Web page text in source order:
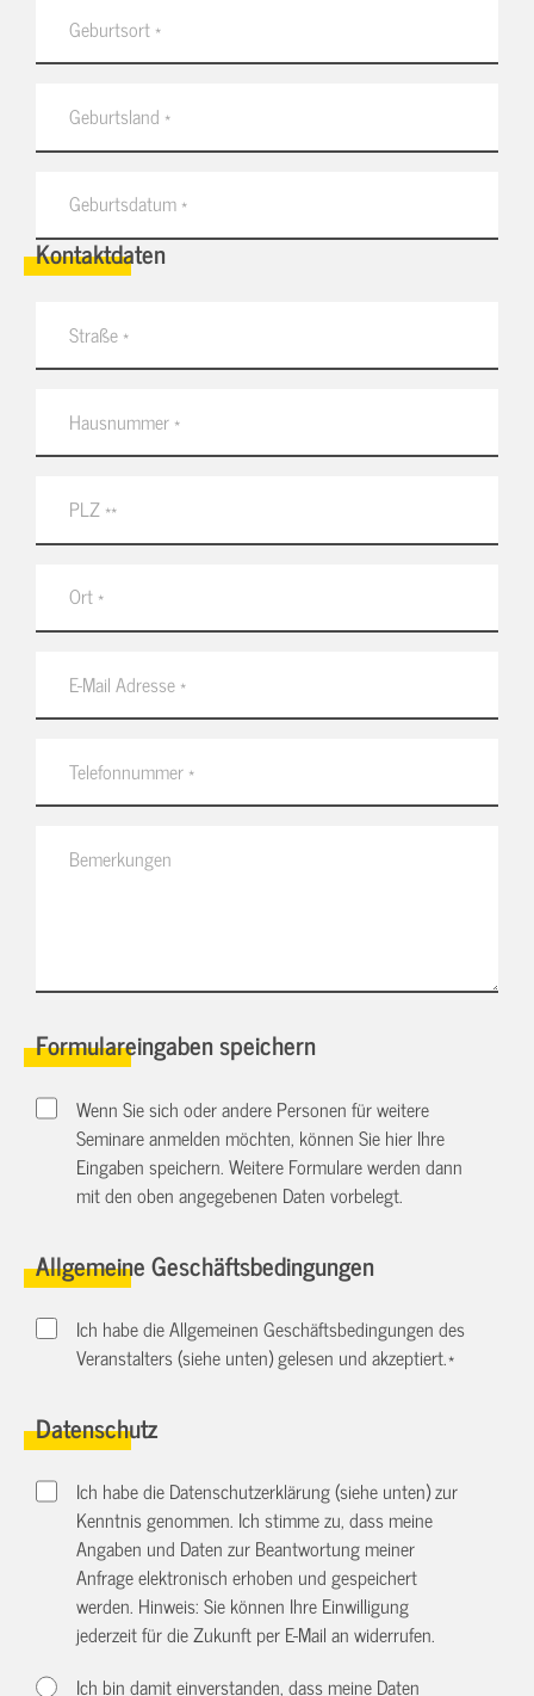
Kontaktdaten
Formulareingaben speichern
Wenn Sie sich oder andere Personen für weitere
Seminare anmelden möchten, können Sie hier Ihre
Eingaben speichern. Weitere Formulare werden dann
mit den oben angegebenen Daten vorbelegt.
Allgemeine Geschäftsbedingungen
Ich habe die Allgemeinen Geschäftsbedingungen des
Veranstalters (siehe unten) gelesen und akzeptiert.*
Datenschutz
Ich habe die Datenschutzerklärung (siehe unten) zur
Kenntnis genommen. Ich stimme zu, dass meine
Angaben und Daten zur Beantwortung meiner
Anfrage elektronisch erhoben und gespeichert
werden. Hinweis: Sie können Ihre Einwilligung
jederzeit für die Zukunft per E-Mail anwiderrufen.
Ich bin damit einverstanden, dass meine Daten